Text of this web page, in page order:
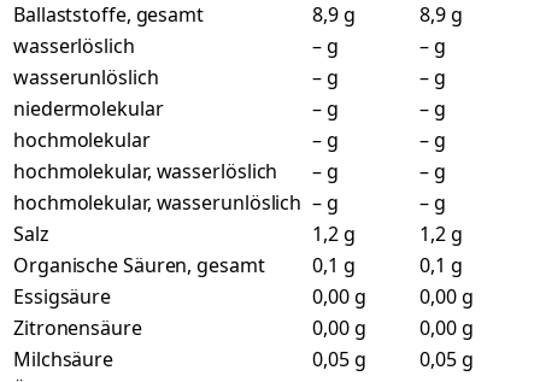
Ballaststoffe, gesamt
8,9 g
8,9 g
wasserlöslich
– g
– g
wasserunlöslich
– g
– g
niedermolekular
– g
– g
hochmolekular
– g
– g
hochmolekular, wasserlöslich
– g
– g
hochmolekular, wasserunlöslich – g
– g
Salz
1,2 g
1,2 g
Organische Säuren, gesamt
0,1 g
0,1 g
Essigsäure
0,00 g
0,00 g
Zitronensäure
0,00 g
0,00 g
Milchsäure
0,05 g
0,05 g